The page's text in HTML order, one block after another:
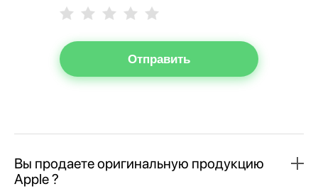
Отправить
Вы продаете оригинальную продукцию
Apple ?